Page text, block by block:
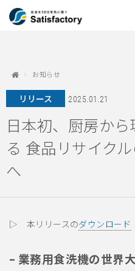
お知らせ
リリース 2025.01.21
日本初、厨房か
る 食品リサイク
へ
▷ 本リリースのダウンロード
– 業務用食洗機の世界